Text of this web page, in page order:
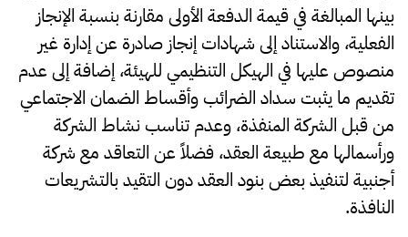
بينها المبالغة في قيمة الدفعة الأولى مقارنة بنسبة الإنجاز
الفعلية، والاستناد إلى شهادات إنجاز صادرة عن إدارة غير
منصوص عليها في الهيكل التنظيمي للهيئة، إضافة إلى عدم
تقديم ما يثبت سداد الضرائب وأقساط الضمان الاجتماعي
من قبل الشركة المنفذة، وعدم تناسب نشاط الشركة
ورأسمالها مع طبيعة العقد، فضلاً عن التعاقد مع شركة
أجنبية لتنفيذ بعض بنود العقد دون التقيد بالتشريعات
النافذة.